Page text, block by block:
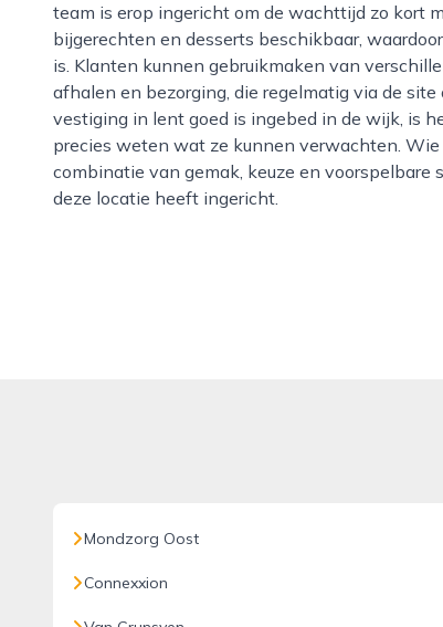
team is erop ingericht om de wachttijd zo kort
bijgerechten en desserts beschikbaar,
is. Klanten kunnen gebruikmaken van
afhalen en bezorging, die regelmatig via de
vestiging in lent goed is ingebed in de wijk, is
precies weten wat ze kunnen verwachten.
combinatie van gemak, keuze en
deze locatie heeft ingericht.
Mondzorg Oost
Connexxion